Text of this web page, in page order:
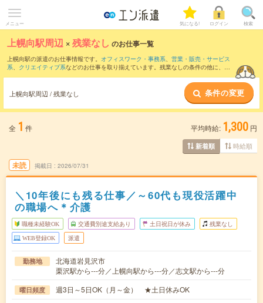
メニュー 気になる! ログイン 検索
上幌向駅周辺 ×残業なし のお仕事一覧
上幌向駅の派遣のお仕事情報です。 オフィスワーク・事務系、 営業・販売・サービス
系、 クリエイティブ系などのお仕事を取り揃えています。残業なしの条件の他に、 交
上幌向駅周辺 / 残業なし 条件の変更
全 1 件 平均時給: 1,300 円
新着順 時給順
未読 掲載日 2026/07/31
＼10年後にも残る仕事／～60代も現役活躍中
の職場へ＊介護
職種未経験OK 交通費別途支給あり 土日祝日が休み 残業なし
WEB登録OK 派遣
勤務地
北海道岩見沢市
栗沢駅から---分／上幌向駅から---分／志文駅から---分
曜日頻度 週3日～5日OK（月～金） ★土日休みOK